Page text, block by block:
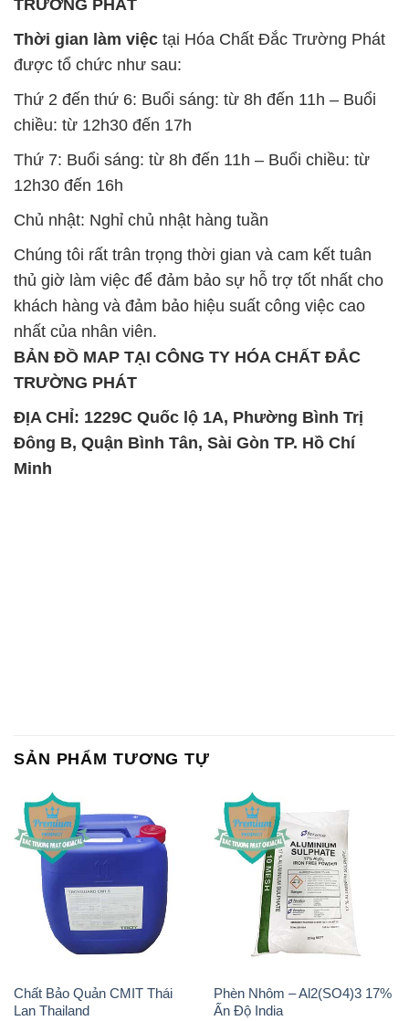
TRƯỜNG PHÁT
Thời gian làm việc tại Hóa Chất Đắc Trường Phát
được tổ chức như sau:
Thứ 2 đến thứ 6: Buổi sáng: từ 8h đến 11h – Buổi
chiều: từ 12h30 đến 17h
Thứ 7: Buổi sáng: từ 8h đến 11h – Buổi chiều: từ
12h30 đến 16h
Chủ nhật: Nghỉ chủ nhật hàng tuần
Chúng tôi rất trân trọng thời gian và cam kết tuân
thủ giờ làm việc để đảm bảo sự hỗ trợ tốt nhất cho
khách hàng và đảm bảo hiệu suất công việc cao
nhất của nhân viên.
BẢN ĐỒ MAP TẠI CÔNG TY HÓA CHẤT ĐẮC
TRƯỜNG PHÁT
ĐỊA CHỈ: 1229C Quốc lộ 1A, Phường Bình Trị
Đông B, Quận Bình Tân, Sài Gòn TP. Hồ Chí
Minh
SẢN PHẨM TƯƠNG TỰ
Chất Bảo Quản CMIT Thái
Lan Thailand
Phèn Nhôm – Al2(SO4)3 17%
Ấn Độ India